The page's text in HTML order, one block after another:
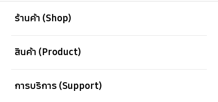
ร้านค้า (Shop)
สินค้า (Product)
การบริการ (Support)